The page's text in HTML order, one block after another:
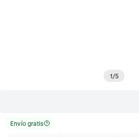
1/5
Envío gratis